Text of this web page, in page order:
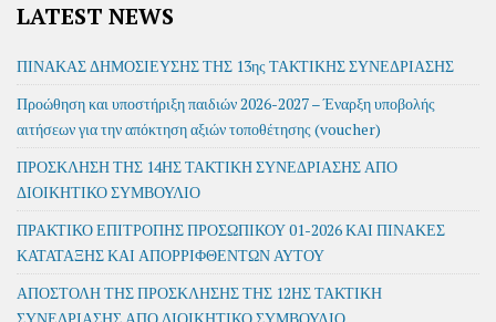
LATEST NEWS
ΠΙΝΑΚΑΣ ΔΗΜΟΣΙΕΥΣΗΣ ΤΗΣ 13ης ΤΑΚΤΙΚΗΣ ΣΥΝΕΔΡΙΑΣΗΣ
Προώθηση και υποστήριξη παιδιών 2026-2027 – Έναρξη υποβολής
αιτήσεων για την απόκτηση αξιών τοποθέτησης (voucher)
ΠΡΟΣΚΛΗΣΗ ΤΗΣ 14ΗΣ ΤΑΚΤΙΚΗ ΣΥΝΕΔΡΙΑΣΗΣ ΑΠΟ
ΔΙΟΙΚΗΤΙΚΟ ΣΥΜΒΟΥΛΙΟ
ΠΡΑΚΤΙΚΟ ΕΠΙΤΡΟΠΗΣ ΠΡΟΣΩΠΙΚΟΥ 01-2026 ΚΑΙ ΠΙΝΑΚΕΣ
ΚΑΤΑΤΑΞΗΣ ΚΑΙ ΑΠΟΡΡΙΦΘΕΝΤΩΝ ΑΥΤΟΥ
ΑΠΟΣΤΟΛΗ ΤΗΣ ΠΡΟΣΚΛΗΣΗΣ ΤΗΣ 12ΗΣ ΤΑΚΤΙΚΗ